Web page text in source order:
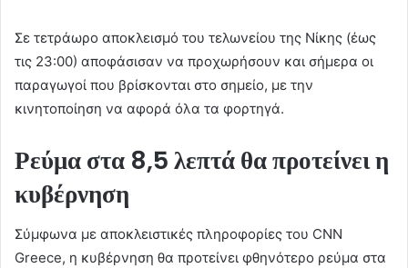
Σε τετράωρο αποκλεισμό του τελωνείου της Νίκης (έως
τις 23:00) αποφάσισαν να προχωρήσουν και σήμερα οι
παραγωγοί που βρίσκονται στο σημείο, με την
κινητοποίηση να αφορά όλα τα φορτηγά.
Ρεύμα στα 8,5 λεπτά θα προτείνει η
κυβέρνηση
Σύμφωνα με αποκλειστικές πληροφορίες του CNN
Greece, η κυβέρνηση θα προτείνει φθηνότερο ρεύμα στα